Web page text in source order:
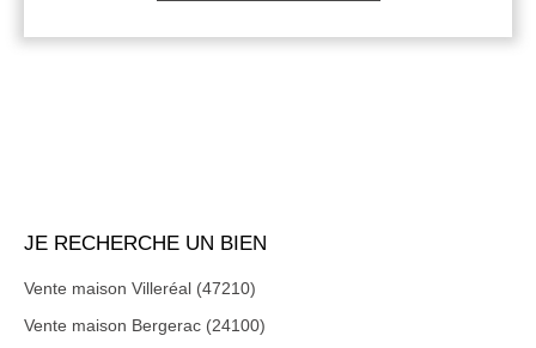
JE RECHERCHE UN BIEN
Vente maison Villeréal (47210)
Vente maison Bergerac (24100)